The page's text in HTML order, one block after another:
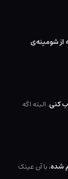
از شومینه‌ی
کنی. البته اگه
شده، با آن عینک